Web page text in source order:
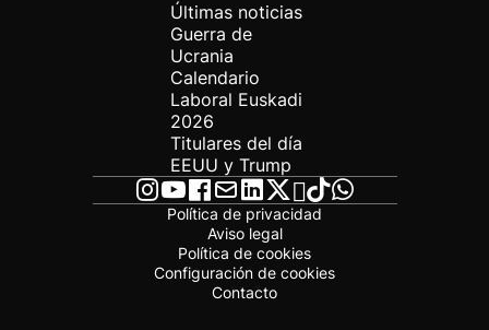
Últimas noticias
Guerra de
Ucrania
Calendario
Laboral Euskadi
2026
Titulares del día
EEUU y Trump
Política de privacidad
Aviso legal
Política de cookies
Configuración de cookies
Contacto